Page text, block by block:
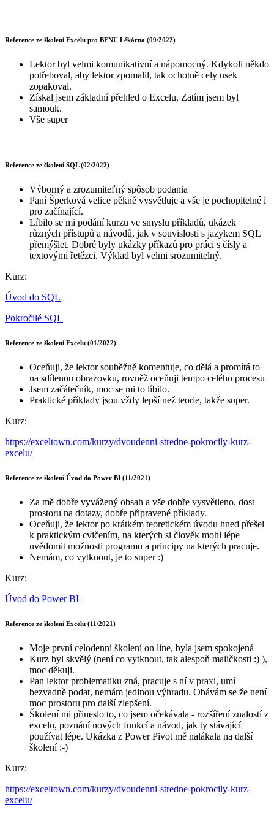
Reference ze školení Excelu pro BENU Lékárna (09/2022)
Lektor byl velmi komunikativní a nápomocný. Kdykoli někdo
potřeboval, aby lektor zpomalil, tak ochotně cely usek
zopakoval.
Získal jsem základní přehled o Excelu, Zatím jsem byl
samouk.
Vše super
Reference ze školení SQL (02/2022)
Výborný a zrozumiteľný spôsob podania
Paní Šperková velice pěkně vysvětluje a vše je pochopitelné i
pro začínající.
Líbilo se mi podání kurzu ve smyslu příkladů, ukázek
různých přístupů a návodů, jak v souvislosti s jazykem SQL
přemýšlet. Dobré byly ukázky příkazů pro práci s čísly a
textovými řetězci. Výklad byl velmi srozumitelný.
Kurz:
Úvod do SQL
Pokročilé SQL
Reference ze školení Excelu (01/2022)
Oceňuji, že lektor souběžně komentuje, co dělá a promítá to
na sdílenou obrazovku, rovněž oceňuji tempo celého procesu
Jsem začátečník, moc se mi to líbilo.
Praktické příklady jsou vždy lepší než teorie, takže super.
Kurz:
https://exceltown.com/kurzy/dvoudenni-stredne-pokrocily-kurz-
excelu/
Reference ze školení Úvod do Power BI (11/2021)
Za mě dobře vyvážený obsah a vše dobře vysvětleno, dost
prostoru na dotazy, dobře připravené příklady.
Oceňuji, že lektor po krátkém teoretickém úvodu hned přešel
k praktickým cvičením, na kterých si člověk mohl lépe
uvědomit možnosti programu a principy na kterých pracuje.
Nemám, co vytknout, je to super :)
Kurz:
Úvod do Power BI
Reference ze školení Excelu (11/2021)
Moje první celodenní školení on line, byla jsem spokojená
Kurz byl skvělý (není co vytknout, tak alespoň maličkosti :) ),
moc děkuji.
Pan lektor problematiku zná, pracuje s ní v praxi, umí
bezvadně podat, nemám jedinou výhradu. Obávám se že není
moc prostoru pro další zlepšení.
Školení mi přineslo to, co jsem očekávala - rozšíření znalostí z
excelu, poznání nových funkcí a návod, jak ty stávající
používat lépe. Ukázka z Power Pivot mě nalákala na další
školení :-)
Kurz:
https://exceltown.com/kurzy/dvoudenni-stredne-pokrocily-kurz-
excelu/